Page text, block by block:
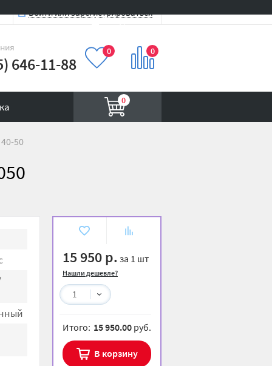
Войти или зарегистрироваться
646-11-88
0 0
0
Вход на сайт
50
15 950 р. за 1 шт
Нашли дешевле?
1
Итого: 15 950.00 руб.
В корзину